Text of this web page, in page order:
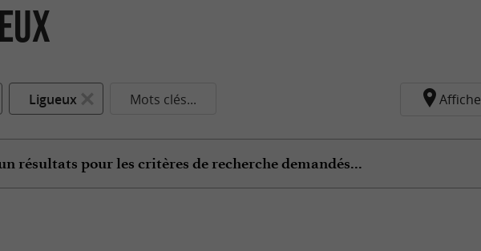
Ligueux Mots clés...
résultats pour les critères de recherche demandés...